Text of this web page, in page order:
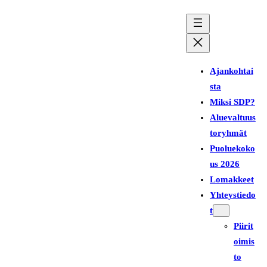
Ajankohtai
sta
Miksi SDP?
Aluevaltuus
toryhmät
Puoluekoko
us 2026
Lomakkeet
Yhteystiedo
t
Piirit
oimis
to